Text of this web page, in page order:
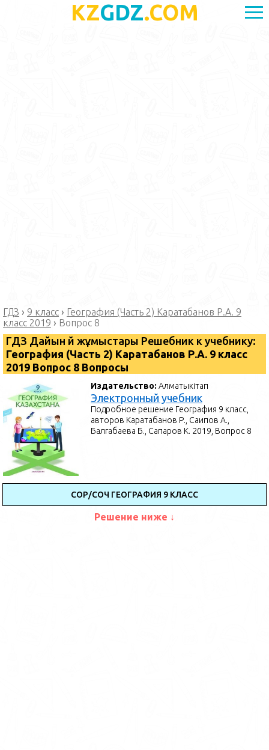
KZGDZ.COM
ГДЗ › 9 класс › География (Часть 2) Каратабанов Р.А. 9
класс 2019 › Вопрос 8
ГДЗ Дайын үй жұмыстары Решебник к учебнику:
География (Часть 2) Каратабанов Р.А. 9 класс
2019 Вопрос 8 Вопросы
Издательство:Алматыкітап
Электронный учебник
Подробное решение География 9 класс,
авторов Каратабанов Р., Саипов А.,
Балгабаева Б., Сапаров К. 2019, Вопрос 8
СОР/СОЧ ГЕОГРАФИЯ 9 КЛАСС
Решение ниже ↓